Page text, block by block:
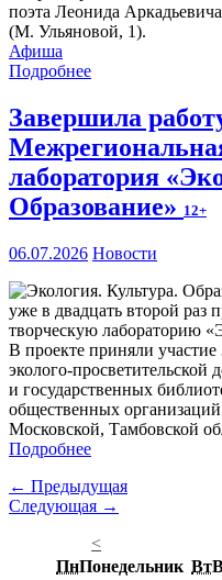
поэта Леонида
(М. Ульяновой, 1).
Афиша
Подробнее
Завершила
лаборатория
Образование» 12+
06.07.2026 Новости
уже в двадцать второй
творческую лабораторию
В проекте приняли
эколого-
и государственных
общественных
Московской, Тамбовской
Подробнее
← Предыдущая
Следующая →
<
ПнПонедельник Вт